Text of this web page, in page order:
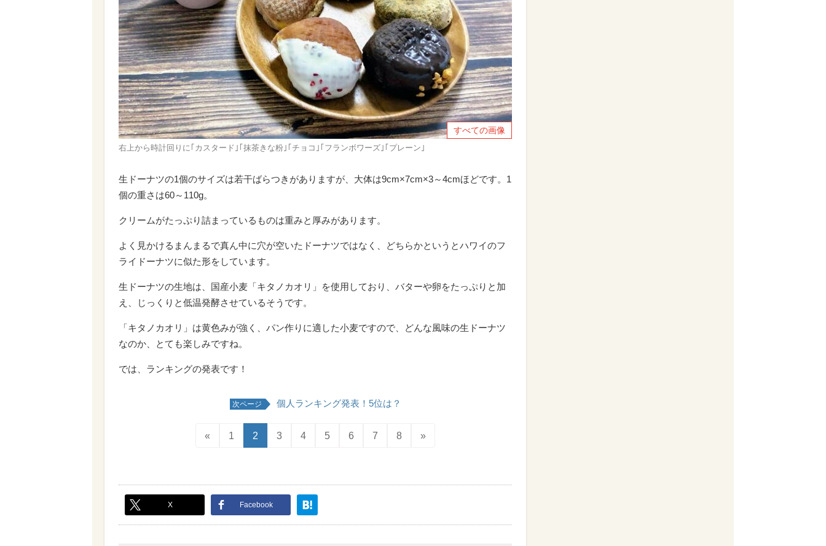
すべての画像
右上から時計回りに｢カスタード｣｢抹茶きな粉｣｢チョコ｣｢フランボワーズ｣｢プレーン｣
生ドーナツの1個のサイズは若干ばらつきがありますが、大体は9cm×7cm×3～4cmほどです。1
個の重さは60～110g。
クリームがたっぷり詰まっているものは重みと厚みがあります。
よく見かけるまんまるで真ん中に穴が空いたドーナツではなく、どちらかというとハワイのフ
ライドーナツに似た形をしています。
生ドーナツの生地は、国産小麦「キタノカオリ」を使用しており、バターや卵をたっぷりと加
え、じっくりと低温発酵させているそうです。
「キタノカオリ」は黄色みが強く、パン作りに適した小麦ですので、どんな風味の生ドーナツ
なのか、とても楽しみですね。
では、ランキングの発表です！
次ページ 個人ランキング発表！5位は？
« 1 2 3 4 5 6 7 8 »
X Facebook